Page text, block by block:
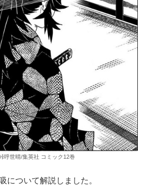
呼世晴/集英社 コミック12巻
について解説しました。